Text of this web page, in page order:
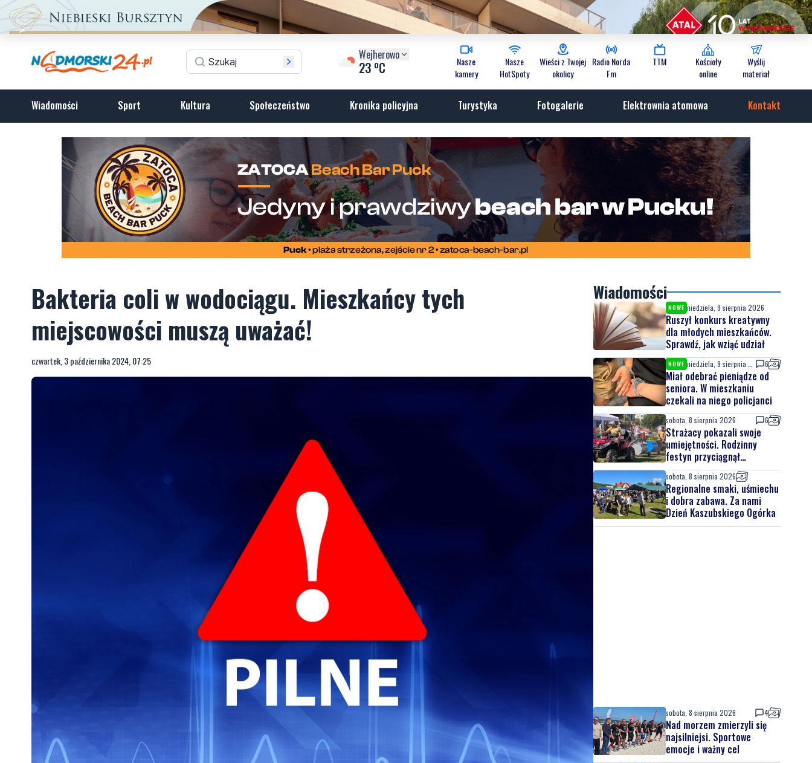
Wejherowo
23 oC
Nasze
kamery
Nasze
HotSpoty
Wieści z Twojej
okolicy
Radio Norda
Fm
TTM
Kościoły
online
Wyślij
materiał
Wiadomości Sport Kultura Społeczeństwo Kronika policyjna Turystyka Fotogalerie Elektrownia atomowa Kontakt
Bakteria coli w wodociągu. Mieszkańcy tych
miejscowości muszą uważać!
czwartek, 3 października 2024, 07:25
Wiadomości
NOWE niedziela, 9 sierpnia 2026
Ruszył konkurs kreatywny
dla młodych mieszkańców.
Sprawdź, jak wziąć udział
NOWE 6
Miał odebrać pieniądze od
seniora. W mieszkaniu
czekali na niego policjanci
sobota, 8 sierpnia 2026 6
Strażacy pokazali swoje
umiejętności. Rodzinny
festyn przyciągnął
mieszkańców oraz gości
sobota, 8 sierpnia 2026
Regionalne smaki, uśmiechu
i dobra zabawa. Za nami
Dzień Kaszubskiego Ogórka
sobota, 8 sierpnia 2026 4
Nad morzem zmierzyli się
najsilniejsi. Sportowe
emocje i ważny cel